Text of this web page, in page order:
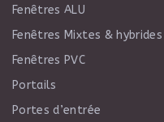
Fenêtres ALU
Fenêtres Mixtes & hybrides
Fenêtres PVC
Portails
Portes d’entrée